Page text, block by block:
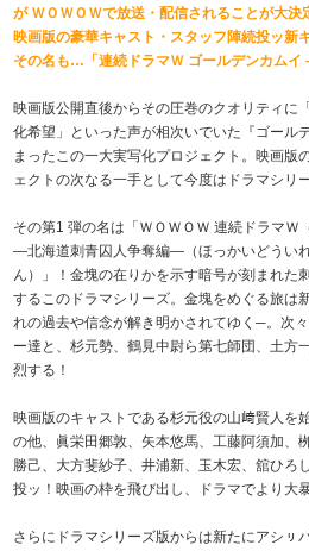
が ＷＯＷＯＷで放送・配信されることが大決
映画版の豪華キャスト・スタッフ陣続投ッ新
その名も…「連続ドラマＷ ゴールデンカムイ
映画版公開直後からその圧巻のクオリティに
化希望」といった声が相次いでいた『ゴール
まったこの一大実写化プロジェクト。映画版
ェクトの次なる一手として今度はドラマシリ
その第1 弾の名は「ＷＯＷＯＷ 連続ドラマＷ
―北海道刺青囚人争奪編―（ほっかいどうい
ん）」！金塊の在りかを示す暗号が刻まれた
するこのドラマシリーズ。金塊をめぐる旅は
れの過去や信念が解き明かされてゆく─。次
ー達と、杉元勢、鶴見中尉ら第七師団、土方
烈する！
映画版のキャストである杉元役の山﨑賢人を
の他、眞栄田郷敦、矢本悠馬、工藤阿須加、
勝己、大方斐紗子、井浦新、玉木宏、舘ひろ
投ッ！映画の枠を飛び出し、ドラマでより大
さらにドラマシリーズ版からは新たにアシㇼ